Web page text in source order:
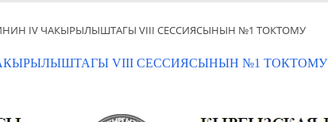
IV ЧАКЫРЫЛЫШТАГЫ VIII СЕССИЯСЫНЫН №1 ТОКТОМУ
VIII СЕССИЯСЫНЫН №1 ТОКТОМУ